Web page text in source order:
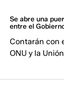
Se abre una
entre el
Contarán con
ONU y la